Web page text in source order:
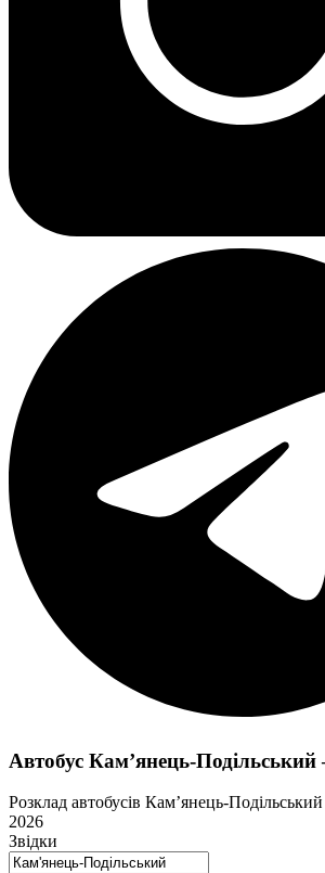
Автобус Кам’янець-Подільський
Розклад автобусів Кам’янець-
2026
Звідки